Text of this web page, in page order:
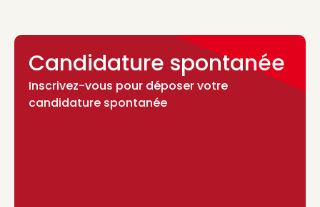
Candidature spontanée
Inscrivez-vous pour déposer votre
candidature spontanée